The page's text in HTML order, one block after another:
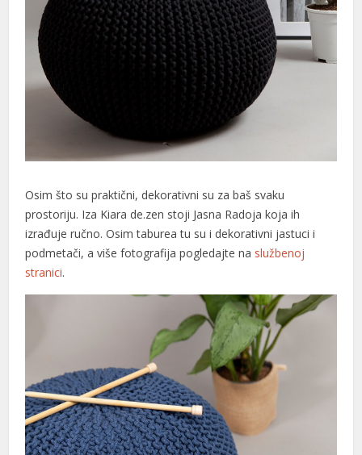
Osim što su praktični, dekorativni su za baš svaku
prostoriju. Iza Kiara de.zen stoji Jasna Radoja koja ih
izrađuje ručno. Osim taburea tu su i dekorativni jastuci i
podmetači, a više fotografija pogledajte na službenoj
stranici.